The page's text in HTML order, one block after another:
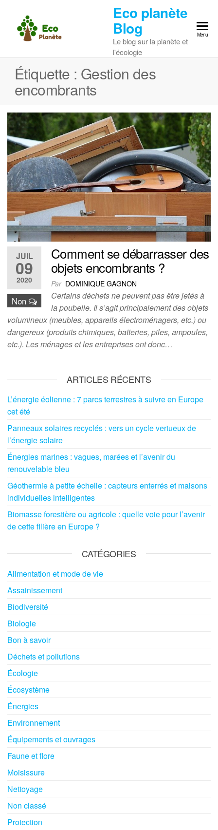
content
Eco planète
Blog
Le blog sur la planète et
l'écologie
Menu
Étiquette : Gestion des
encombrants
JUIL
09
2020
Non
Comment se débarrasser des
objets encombrants ?
Par DOMINIQUE GAGNON
Certains déchets ne peuvent pas être jetés à
la poubelle. Il s’agit principalement des objets
volumineux (meubles, appareils électroménagers, etc.) ou
dangereux (produits chimiques, batteries, piles, ampoules,
etc.). Les ménages et les entreprises ont donc…
ARTICLES RÉCENTS
L’énergie éolienne : 7 parcs terrestres à suivre en Europe
cet été
Panneaux solaires recyclés : vers un cycle vertueux de
l’énergie solaire
Énergies marines : vagues, marées et l’avenir du
renouvelable bleu
Géothermie à petite échelle : capteurs enterrés et maisons
individuelles intelligentes
Biomasse forestière ou agricole : quelle voie pour l’avenir
de cette filière en Europe ?
CATÉGORIES
Alimentation et mode de vie
Assainissement
Biodiversité
Biologie
Bon à savoir
Déchets et pollutions
Écologie
Écosystème
Énergies
Environnement
Équipements et ouvrages
Faune et flore
Moisissure
Nettoyage
Non classé
Protection